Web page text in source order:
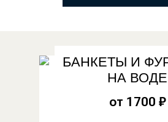
БАНКЕТЫ И
НА ВОДЕ
от 1700 ₽